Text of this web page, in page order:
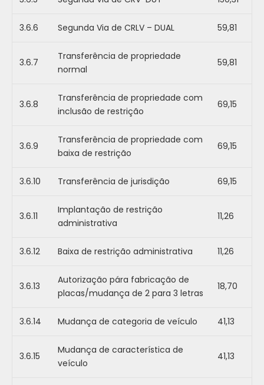
3.6.6 Segunda Via de CRLV – DUAL 59,81
3.6.7
Transferência de propriedade
normal
59,81
3.6.8
Transferência de propriedade com
inclusão de restrição
69,15
3.6.9
Transferência de propriedade com
baixa de restrição
69,15
3.6.10 Transferência de jurisdição 69,15
3.6.11
Implantação de restrição
administrativa
11,26
3.6.12 Baixa de restrição administrativa 11,26
3.6.13
Autorização pára fabricação de
placas/mudança de 2 para 3 letras
18,70
3.6.14 Mudança de categoria de veículo 41,13
3.6.15
Mudança de característica de
veículo
41,13